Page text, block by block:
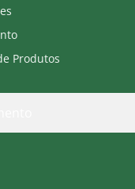
Produtos